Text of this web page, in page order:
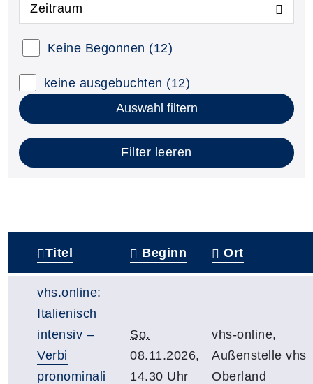
Zeitraum
Keine Begonnen (12)
keine ausgebuchten (12)
Auswahl filtern
Filter leeren
Titel Beginn Ort
vhs.online:
Italienisch
intensiv –
Verbi
pronominali
So.
08.11.2026,
14.30 Uhr
vhs-online,
Außenstelle vhs
Oberland